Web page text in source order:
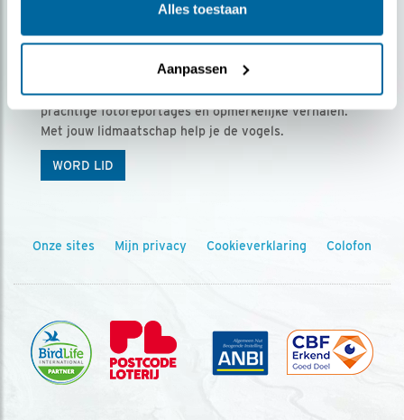
Alles toestaan
Aanpassen
Ontvang 5 x Vogels voor € 36,00 per jaar
Vogels is het tijdschrift voor onze leden, met
prachtige fotoreportages en opmerkelijke verhalen.
Met jouw lidmaatschap help je de vogels.
WORD LID
Onze sites Mijn privacy Cookieverklaring Colofon